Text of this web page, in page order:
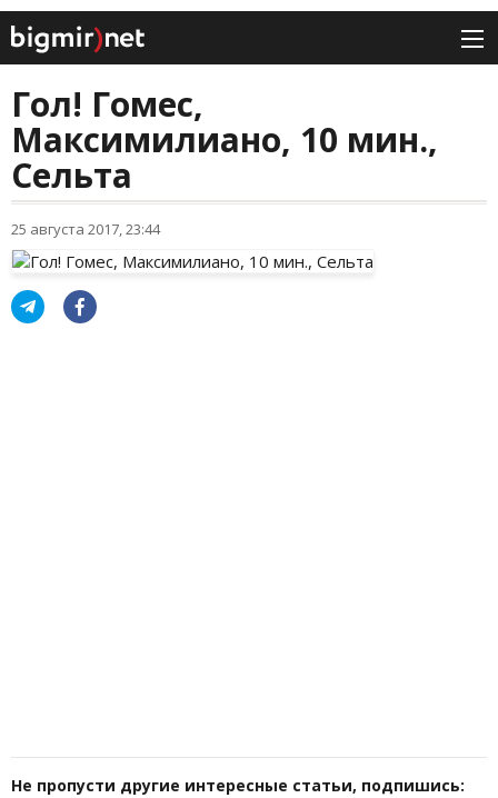
Гол! Гомес,
Максимилиано, 10 мин.,
Сельта
25 августа 2017, 23:44
Не пропусти другие интересные статьи, подпишись: